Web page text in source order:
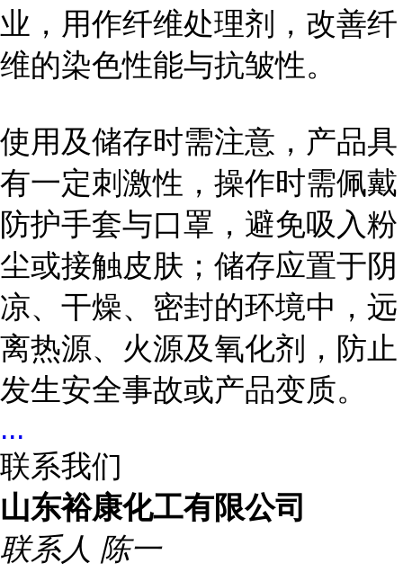
业，用作纤维处理剂，改善纤
维的染色性能与抗皱性。
使用及储存时需注意，产品具
有一定刺激性，操作时需佩戴
防护手套与口罩，避免吸入粉
尘或接触皮肤；储存应置于阴
凉、干燥、密封的环境中，远
离热源、火源及氧化剂，防止
发生安全事故或产品变质。
...
联系我们
山东裕康化工有限公司
联系人 陈一